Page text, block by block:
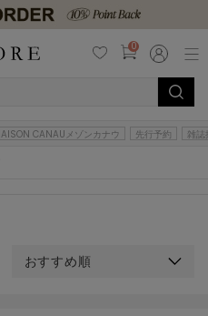
0
CANAUメゾンカナウ 先行予約 雑誌
おすすめ順